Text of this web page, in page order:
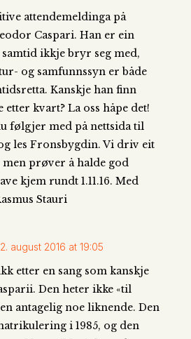
attendemeldinga på
Caspari. Han er ein
ikkje bryr seg med,
og samfunnssyn er både
Kanskje han finn
kvart? La oss håpe det!
følgjer med på nettsida til
les Fronsbygdin. Vi driv eit
prøver å halde god
kjem rundt 1.11.16. Med
Stauri
august 2016 at 19:05
etter en sang som kanskje
Den heter ikke «til
antagelig noe liknende. Den
i 1985, og den